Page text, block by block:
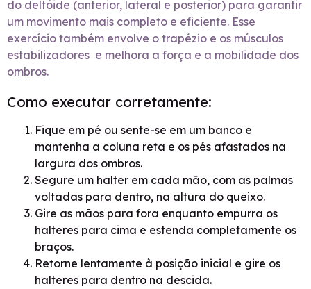
do deltóide (anterior, lateral e posterior) para garantir
um movimento mais completo e eficiente. Esse
exercício também envolve o trapézio e os músculos
estabilizadores e melhora a força e a mobilidade dos
ombros.
Como executar corretamente:
Fique em pé ou sente-se em um banco e
mantenha a coluna reta e os pés afastados na
largura dos ombros.
Segure um halter em cada mão, com as palmas
voltadas para dentro, na altura do queixo.
Gire as mãos para fora enquanto empurra os
halteres para cima e estenda completamente os
braços.
Retorne lentamente à posição inicial e gire os
halteres para dentro na descida.